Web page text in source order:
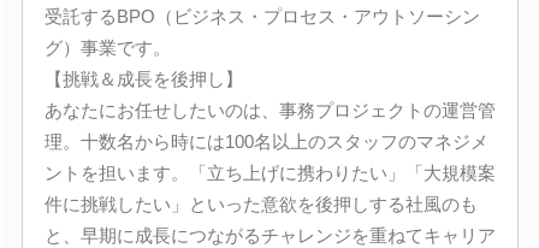
受託するBPO（ビジネス・プロセス・アウトソーシン
グ）事業です。
【挑戦＆成長を後押し】
あなたにお任せしたいのは、事務プロジェクトの運営管
理。十数名から時には100名以上のスタッフのマネジメ
ントを担います。「立ち上げに携わりたい」「大規模案
件に挑戦したい」といった意欲を後押しする社風のも
と、早期に成長につながるチャレンジを重ねてキャリア